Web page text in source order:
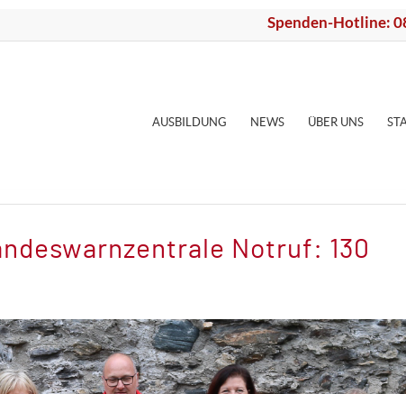
Spenden-Hotline:
AUSBILDUNG NEWS ÜBER UNS
Notruf: 130